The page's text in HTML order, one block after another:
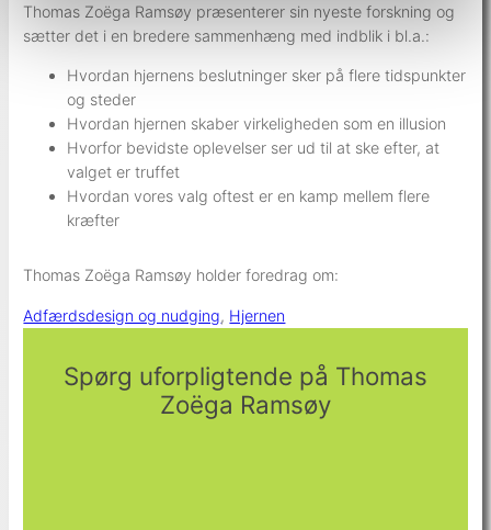
Thomas Zoëga Ramsøy præsenterer sin nyeste forskning og
sætter det i en bredere sammenhæng med indblik i bl.a.:
Hvordan hjernens beslutninger sker på flere tidspunkter
og steder
Hvordan hjernen skaber virkeligheden som en illusion
Hvorfor bevidste oplevelser ser ud til at ske efter, at
valget er truffet
Hvordan vores valg oftest er en kamp mellem flere
kræfter
Thomas Zoëga Ramsøy holder foredrag om:
Adfærdsdesign og nudging, Hjernen
Spørg uforpligtende på Thomas
Zoëga Ramsøy